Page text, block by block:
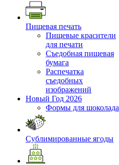
Пищевая печать
Пищевые красители
для печати
Съедобная пищевая
бумага
Распечатка
съедобных
изображений
Новый Год 2026
Формы для шоколада
Сублимированные ягоды